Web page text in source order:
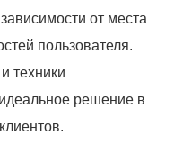
от места
пользователя.
техники
решение в